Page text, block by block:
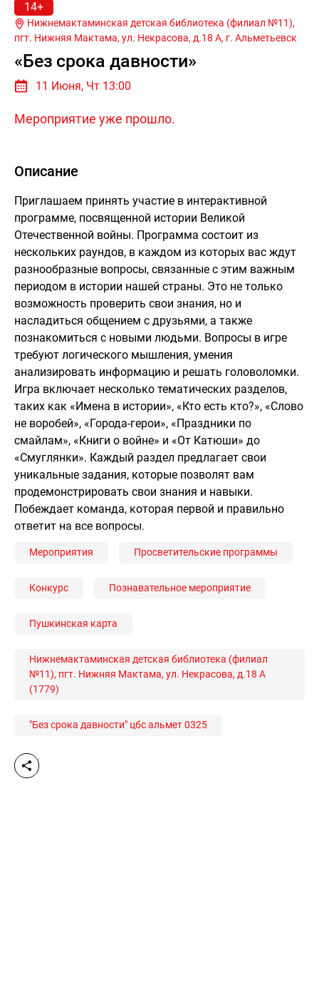
14+
пгт. Нижняя Мактама, ул. Некрасова, д.18 А, г. Альметьевск
«Без срока давности»
11 Июня, Чт 13:00
Мероприятие уже прошло.
Описание
Приглашаем принять участие в интерактивной
программе, посвященной истории Великой
Отечественной войны. Программа состоит из
нескольких раундов, в каждом из которых вас ждут
разнообразные вопросы, связанные с этим важным
периодом в истории нашей страны. Это не только
возможность проверить свои знания, но и
насладиться общением с друзьями, а также
познакомиться с новыми людьми. Вопросы в игре
требуют логического мышления, умения
анализировать информацию и решать головоломки.
Игра включает несколько тематических разделов,
таких как «Имена в истории», «Кто есть кто?», «Слово
не воробей», «Города-герои», «Праздники по
смайлам», «Книги о войне» и «От Катюши» до
«Смуглянки». Каждый раздел предлагает свои
уникальные задания, которые позволят вам
продемонстрировать свои знания и навыки.
Побеждает команда, которая первой и правильно
ответит на все вопросы.
Мероприятия Просветительские программы
Конкурс Познавательное мероприятие
Пушкинская карта
Нижнемактаминская детская библиотека (филиал
№11), пгт. Нижняя Мактама, ул. Некрасова, д.18 А
(1779)
"Без срока давности" цбс альмет 0325